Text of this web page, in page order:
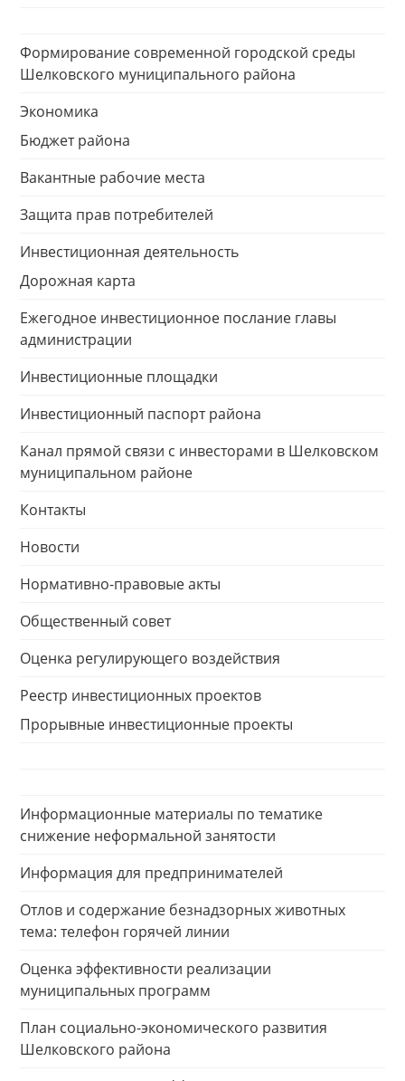
Формирование современной городской среды
Шелковского муниципального района
Экономика
Бюджет района
Вакантные рабочие места
Защита прав потребителей
Инвестиционная деятельность
Дорожная карта
Ежегодное инвестиционное послание главы
администрации
Инвестиционные площадки
Инвестиционный паспорт района
Канал прямой связи с инвесторами в Шелковском
муниципальном районе
Контакты
Новости
Нормативно-правовые акты
Общественный совет
Оценка регулирующего воздействия
Реестр инвестиционных проектов
Прорывные инвестиционные проекты
Информационные материалы по тематике
снижение неформальной занятости
Информация для предпринимателей
Отлов и содержание безнадзорных животных
тема: телефон горячей линии
Оценка эффективности реализации
муниципальных программ
План социально-экономического развития
Шелковского района